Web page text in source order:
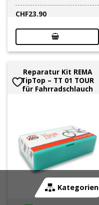
Kategorien
CHF23.90
Reparatur Kit REMA
TipTop – TT 01 TOUR
für Fahrradschlauch